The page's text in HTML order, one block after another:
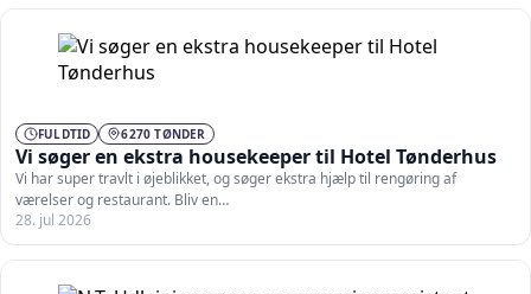
FULDTID 6270 TØNDER
Vi søger en ekstra housekeeper til Hotel Tønderhus
Vi har super travlt i øjeblikket, og søger ekstra hjælp til rengøring af
værelser og restaurant. Bliv en…
28. jul 2026